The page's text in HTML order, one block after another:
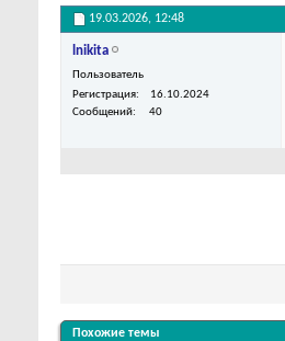
19.03.2026, 12:48
lnikita
Пользователь
Регистрация
16.10.2024
Сообщений
40
Похожие темы